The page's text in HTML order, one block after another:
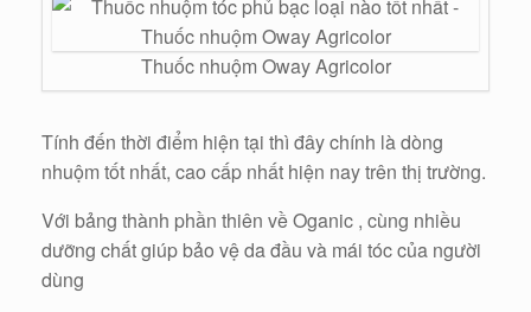
Thuốc nhuộm Oway Agricolor
Tính đến thời điểm hiện tại thì đây chính là dòng
nhuộm tốt nhất, cao cấp nhất hiện nay trên thị trường.
Với bảng thành phần thiên về Oganic , cùng nhiều
dưỡng chất giúp bảo vệ da đầu và mái tóc của người
dùng